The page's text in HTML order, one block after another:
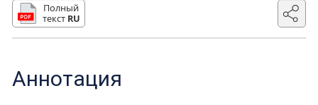
Полный
текст RU
Аннотация